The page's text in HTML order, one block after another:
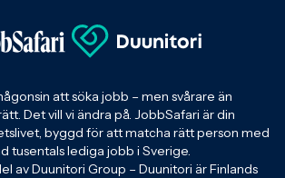
att söka jobb – men svårare än
Det vill vi ändra på. JobbSafari är din
byggd för att matcha rätt person med
tusentals lediga jobb i Sverige.
av Duunitori Group – Duunitori är Finlands